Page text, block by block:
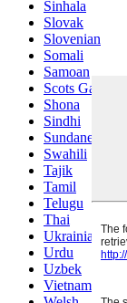
Sinhala
Slovak
Slovenian
Somali
Samoan
Scots Gaelic
Shona
Sindhi
Sundanese
Swahili
Tajik
Tamil
Telugu
Thai
Ukrainian
Urdu
Uzbek
Vietnamese